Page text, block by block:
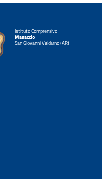
Istituto Comprensivo
Masaccio
San Giovanni Valdarno (AR)